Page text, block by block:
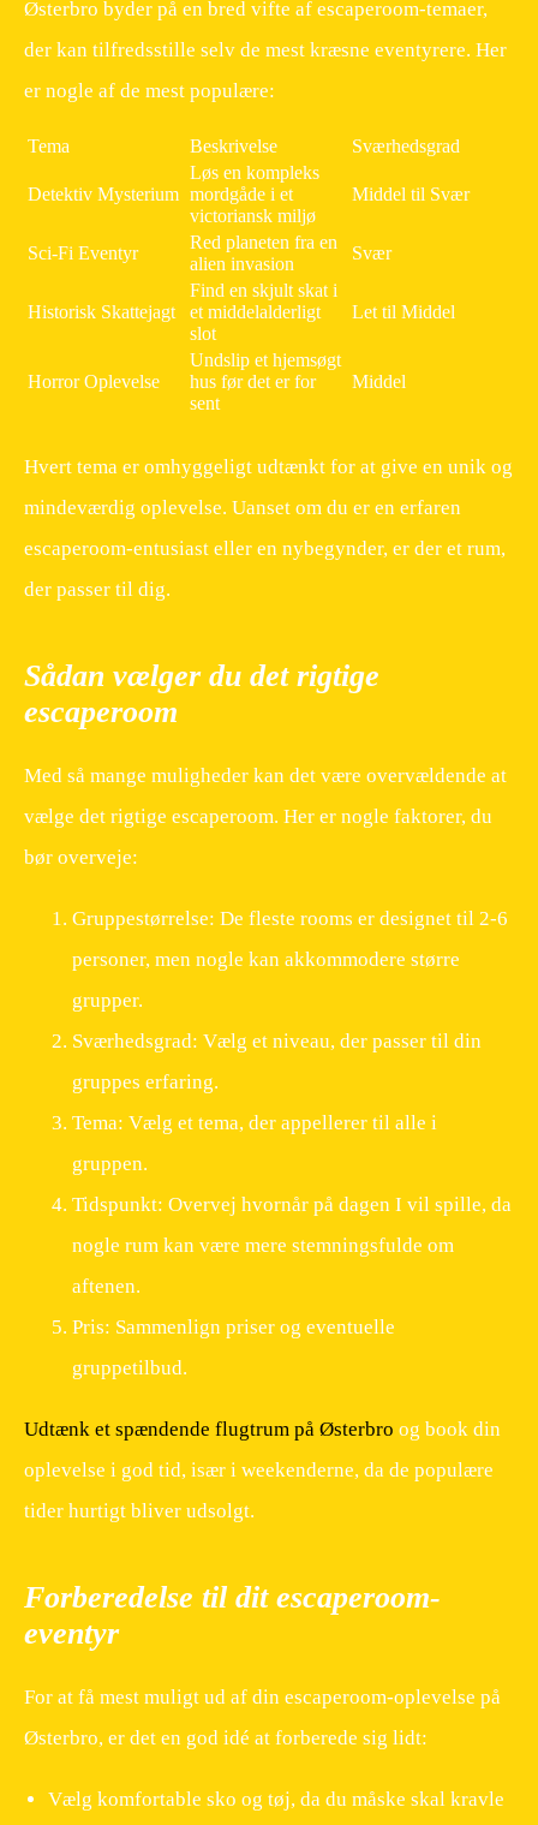
Østerbro byder på en bred vifte af escaperoom-temaer,
der kan tilfredsstille selv de mest kræsne eventyrere. Her
er nogle af de mest populære:
Tema Beskrivelse Sværhedsgrad
Detektiv Mysterium
Løs en kompleks
mordgåde i et
victoriansk miljø
Middel til Svær
Sci-Fi Eventyr
Red planeten fra en
alien invasion
Svær
Historisk Skattejagt
Find en skjult skat i
et middelalderligt
slot
Let til Middel
Horror Oplevelse
Undslip et hjemsøgt
hus før det er for
sent
Middel
Hvert tema er omhyggeligt udtænkt for at give en unik og
mindeværdig oplevelse. Uanset om du er en erfaren
escaperoom-entusiast eller en nybegynder, er der et rum,
der passer til dig.
Sådan vælger du det rigtige
escaperoom
Med så mange muligheder kan det være overvældende at
vælge det rigtige escaperoom. Her er nogle faktorer, du
bør overveje:
Gruppestørrelse: De fleste rooms er designet til 2-6
personer, men nogle kan akkommodere større
grupper.
Sværhedsgrad: Vælg et niveau, der passer til din
gruppes erfaring.
Tema: Vælg et tema, der appellerer til alle i
gruppen.
Tidspunkt: Overvej hvornår på dagen I vil spille, da
nogle rum kan være mere stemningsfulde om
aftenen.
Pris: Sammenlign priser og eventuelle
gruppetilbud.
Udtænk et spændende flugtrum på Østerbro og book din
oplevelse i god tid, især i weekenderne, da de populære
tider hurtigt bliver udsolgt.
Forberedelse til dit escaperoom-
eventyr
For at få mest muligt ud af din escaperoom-oplevelse på
Østerbro, er det en god idé at forberede sig lidt:
Vælg komfortable sko og tøj, da du måske skal kravle